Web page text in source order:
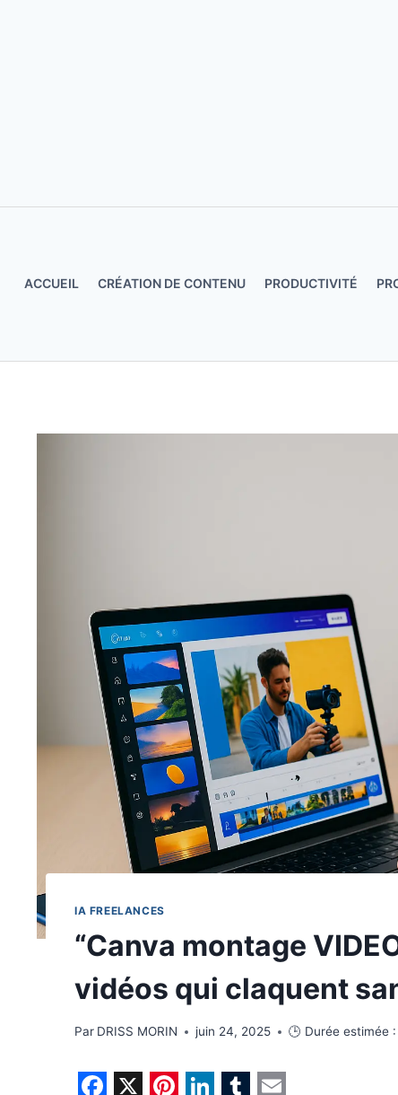
ACCUEIL CRÉATION DE CONTENU PRODUCTIVITÉ
IA FREELANCES
“Canva montage
vidéos qui claquent
Par DRISS MORIN juin 24, 2025 🕒 Durée estimée :